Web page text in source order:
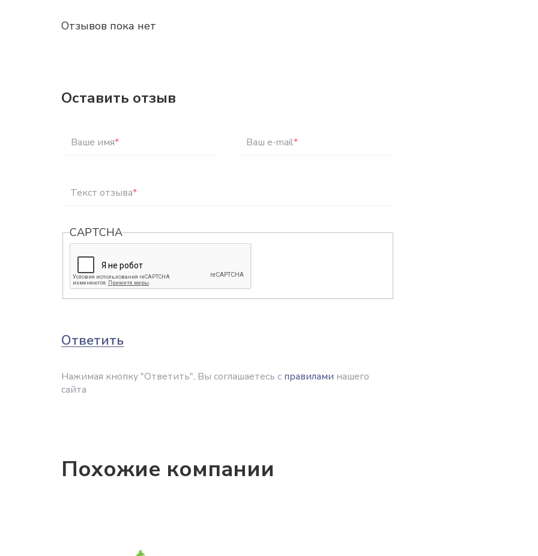
Отзывов пока нет
Оставить отзыв
Ваше имя* Ваш e-mail*
Текст отзыва*
CAPTCHA
Ответить
Нажимая кнопку "Ответить", Вы соглашаетесь с правилами нашего
сайта
Похожие компании